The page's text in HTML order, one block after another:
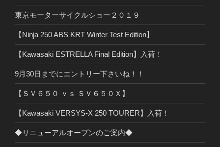
東京モーターサイクルショー２０１９
【Ninja 250 ABS KRT Winter Test Edition】
【Kawasaki ESTRELLA Final Edition】入荷！
9月30日までにエントリー下さいね！！
【ＳＶ６５０ ｖｓ ＳＶ６５０Ｘ】
【Kawasaki VERSYS-X 250 TOURER】入荷！
◆リニューアルオープンのご案内◆